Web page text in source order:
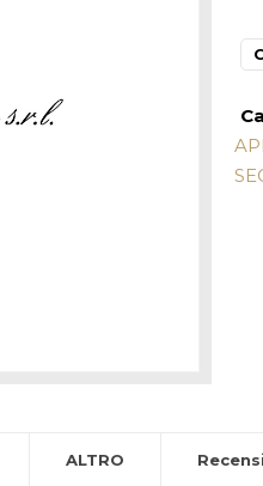
ALTRO